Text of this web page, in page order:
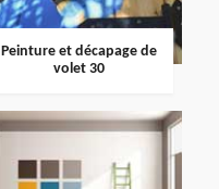
Peinture et décapage de
volet 30